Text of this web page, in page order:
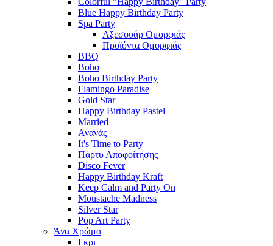
Blue Happy Birthday Party
Spa Party
Αξεσουάρ Ομορφιάς
Προϊόντα Ομορφιάς
BBQ
Boho
Boho Birthday Party
Flamingo Paradise
Gold Star
Happy Birthday Pastel
Married
Ανανάς
It's Time to Party
Πάρτυ Αποφοίτησης
Disco Fever
Happy Birthday Kraft
Keep Calm and Party On
Moustache Madness
Silver Star
Pop Art Party
Άνα Χρώμα
Γκρι